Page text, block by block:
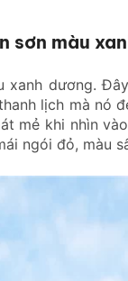
sơn màu
xanh dương.
lịch mà nó
mẻ khi nhìn
ngói đỏ, màu